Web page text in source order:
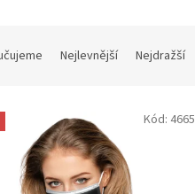
Nejlevnější Nejdražší
Kód: 4665